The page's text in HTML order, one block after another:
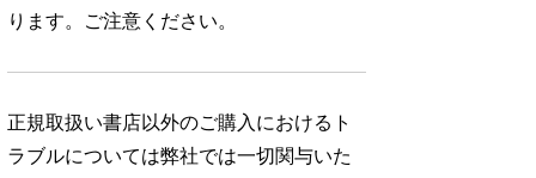
ります。ご注意ください。
正規取扱い書店以外のご購入におけるト
ラブルについては弊社では一切関与いた